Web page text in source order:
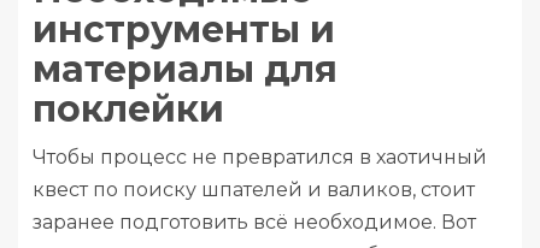
инструменты и
материалы для
поклейки
Чтобы процесс не превратился в хаотичный
квест по поиску шпателей и валиков, стоит
заранее подготовить всё необходимое. Вот